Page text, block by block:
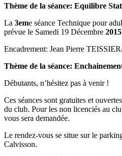
Thème de la séance: Equilibre
La 3eme séance Technique pour
prévue le Samedi 19 Décembre
Encadrement: Jean Pierre
Thème de la séance:
Débutants, n’hésitez pas à venir !
Ces séances sont gratuites et
du club. Pour les non licenciés au
vous sera demandée.
Le rendez-vous se situe sur le
Calvisson.